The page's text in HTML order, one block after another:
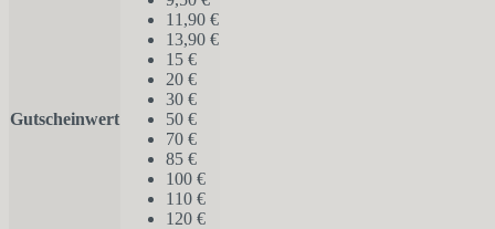
Gutscheinwert
11,90 €
13,90 €
15 €
20 €
30 €
50 €
70 €
85 €
100 €
110 €
120 €